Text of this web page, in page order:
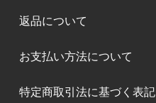
返品について
お支払い方法について
特定商取引法に基づく表記